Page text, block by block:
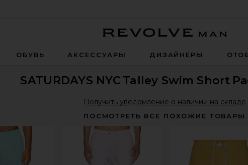
ОБУВЬ АКСЕССУАРЫ ДИЗАЙНЕРЫ
SATURDAYS NYC Talley Swim Short
Получить уведомление о наличии на складе
ПОСМОТРЕТЬ ВСЕ ПОХОЖИЕ ТОВАРЫ